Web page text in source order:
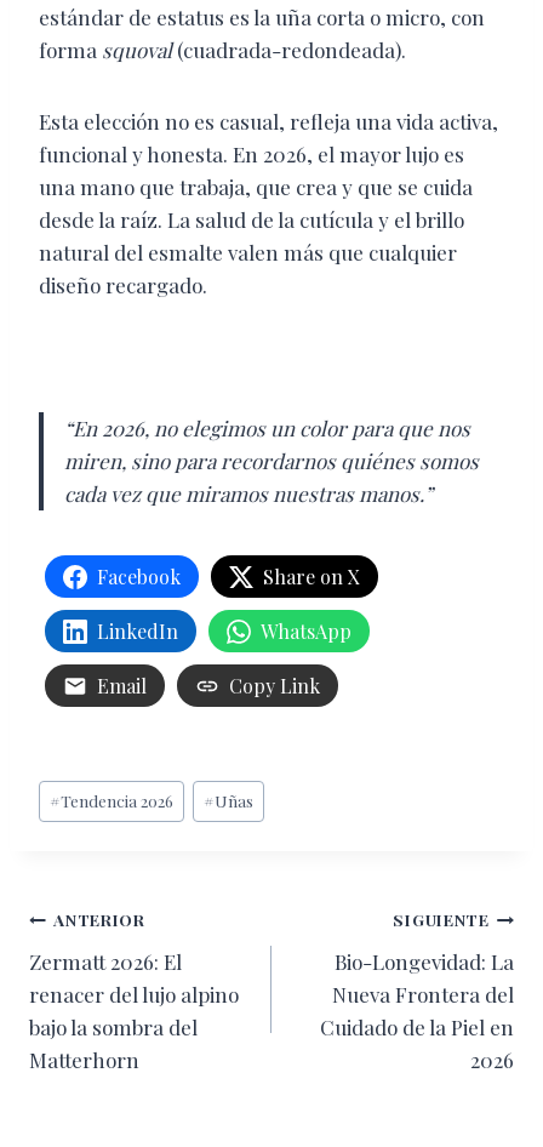
estándar de estatus es la uña corta o micro, con
forma squoval(cuadrada-redondeada).
Esta elección no es casual, refleja una vida activa,
funcional y honesta. En 2026, el mayor lujo es
una mano que trabaja, que crea y que se cuida
desde la raíz. La salud de la cutícula y el brillo
natural del esmalte valen más que cualquier
diseño recargado.
“En 2026, no elegimos un color para que nos
miren, sino para recordarnos quiénes somos
cada vez que miramos nuestras manos.”
Facebook Share on X
LinkedIn WhatsApp
Email Copy Link
Etiquetas
de
#Tendencia 2026 #Uñas
Navegación
de
entradas
ANTERIOR
Zermatt 2026: El
renacer del lujo alpino
bajo la sombra del
Matterhorn
SIGUIENTE
Bio-Longevidad: La
Nueva Frontera del
Cuidado de la Piel en
2026